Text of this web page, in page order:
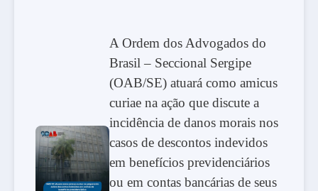
A Ordem dos Advogados do
Brasil – Seccional Sergipe
(OAB/SE) atuará como amicus
curiae na ação que discute a
incidência de danos morais nos
casos de descontos indevidos
em benefícios previdenciários
ou em contas bancárias de seus